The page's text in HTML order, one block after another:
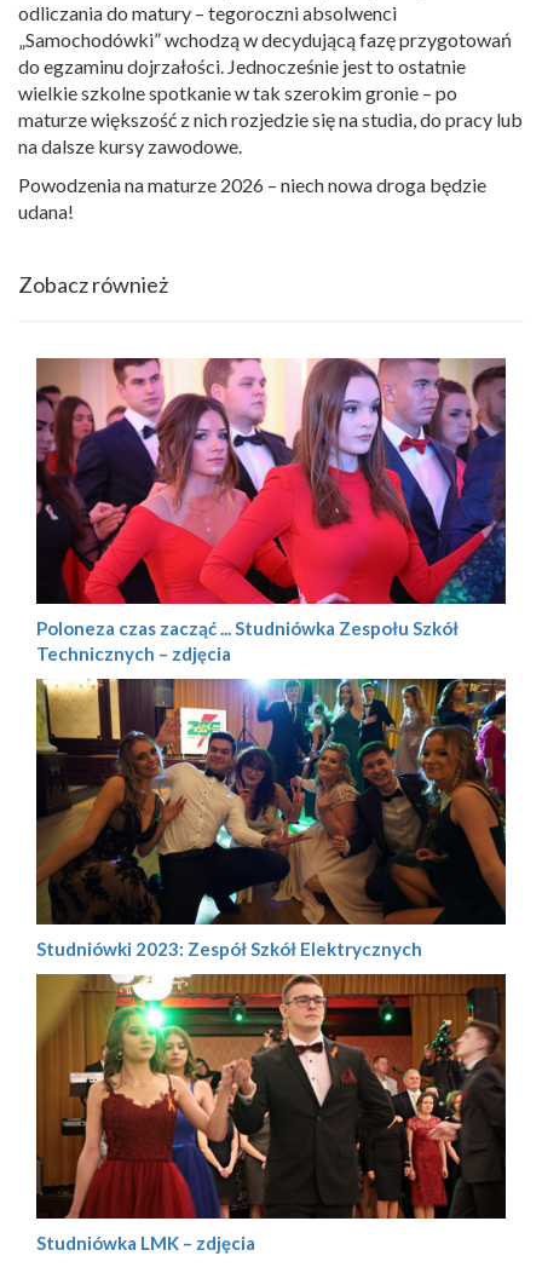
odliczania do matury – tegoroczni absolwenci
„Samochodówki” wchodzą w decydującą fazę przygotowań
do egzaminu dojrzałości. Jednocześnie jest to ostatnie
wielkie szkolne spotkanie w tak szerokim gronie – po
maturze większość z nich rozjedzie się na studia, do pracy lub
na dalsze kursy zawodowe.
Powodzenia na maturze 2026 – niech nowa droga będzie
udana!
Zobacz również
Poloneza czas zacząć ... Studniówka Zespołu Szkół
Technicznych – zdjęcia
Studniówki 2023: Zespół Szkół Elektrycznych
Studniówka LMK – zdjęcia